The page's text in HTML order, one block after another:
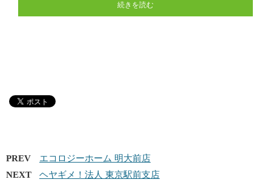
続きを読む
PREV
エコロジーホーム 明大前店
NEXT
ヘヤギメ！法人 東京駅前支店